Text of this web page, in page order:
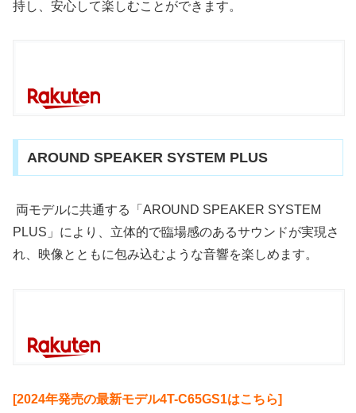
持し、安心して楽しむことができます。
AROUND SPEAKER SYSTEM PLUS
両モデルに共通する「AROUND SPEAKER SYSTEM
PLUS」により、立体的で臨場感のあるサウンドが実現さ
れ、映像とともに包み込むような音響を楽しめます。
[2024年発売の最新モデル4T-C65GS1はこちら]